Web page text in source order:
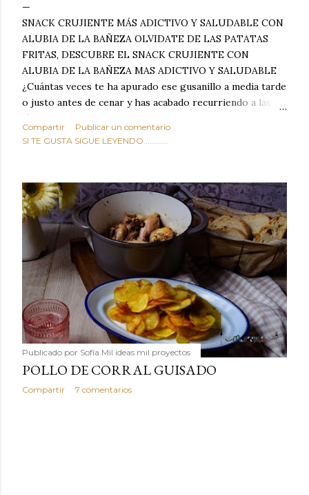
SNACK CRUJIENTE MÁS ADICTIVO Y SALUDABLE CON
ALUBIA DE LA BAÑEZA OLVIDATE DE LAS PATATAS
FRITAS, DESCUBRE EL SNACK CRUJIENTE CON
ALUBIA DE LA BAÑEZA MAS ADICTIVO Y SALUDABLE
¿Cuántas veces te ha apurado ese gusanillo a media tarde
o justo antes de cenar y has acabado recurriendo a las
típicas patatas de bolsa, frutos secos fritos o snacks
ultraprocesados llenos de grasas saturadas y sodio?
sabroso, con ese toque tostado y crujiente que tanto nos
satisface. Estas alubias crujientes al horno van a cambiar
por completo tu forma de ver las legumbres. Olvídate de
asociar las alubias únicamente a los guisos tradicionales y
copiosos de invierno. Con esta receta simple pero
revolucionaria, transformaremos un ingrediente tan
humilde como la alubia de La Bañeza en un snack ligero,
dorado, cargado de proteína y 100% natural. Es el
sustituto perfecto a los frutos se...
Compartir
Publicar un comentario
SI TE GUSTA SIGUE LEYENDO............
Publicado por Sofía Mil ideas mil proyectos
POLLO DE CORRAL GUISADO
Compartir 7 comentarios